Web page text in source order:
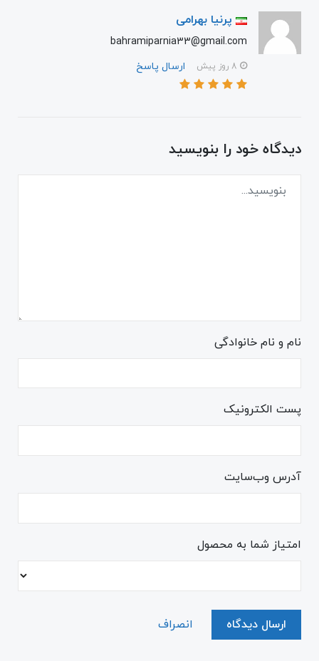
پرنیا بهرامی
bahramiparnia33@gmail.com
ارسال پاسخ
دیدگاه خود را بنویسید
نام و نام خانوادگی
پست الکترونیک
آدرس وب‌سایت
امتیاز شما به محصول
ارسال دیدگاه انصراف